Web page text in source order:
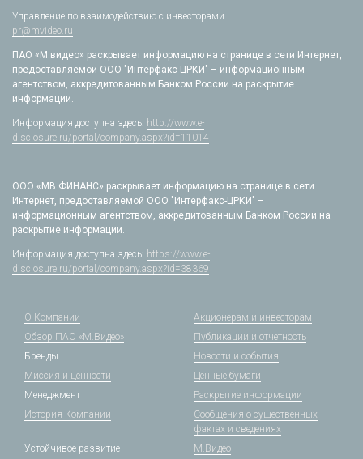
Управление по взаимодействию с инвесторами
pr@mvideo.ru
ПАО «М.видео» раскрывает информацию на странице в сети Интернет,
предоставляемой ООО "Интерфакс-ЦРКИ" – информационным
агентством, аккредитованным Банком России на раскрытие
информации.
Информация доступна здесь: http://www.e-
disclosure.ru/portal/company.aspx?id=11014
ООО «МВ ФИНАНС» раскрывает информацию на странице в сети
Интернет, предоставляемой ООО "Интерфакс-ЦРКИ" –
информационным агентством, аккредитованным Банком России на
раскрытие информации.
Информация доступна здесь: https://www.e-
disclosure.ru/portal/company.aspx?id=38369
О Компании
Обзор ПАО «М.Видео»
Бренды
Миссия и ценности
Менеджмент
История Компании
Акционерам и инвесторам
Публикации и отчетность
Новости и события
Ценные бумаги
Раскрытие информации
Сообщения о существенных
фактах и сведениях
Устойчивое развитие
М.Видео